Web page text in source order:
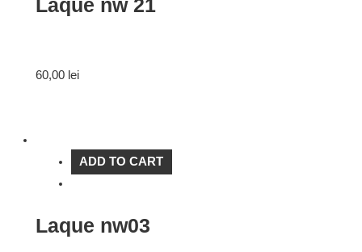
Laque nw 21
60,00 lei
ADD TO CART
Laque nw03